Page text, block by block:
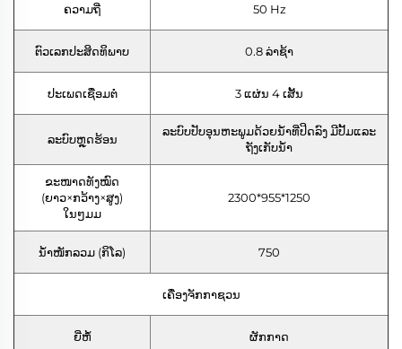
ຄວາມຖີ່ 50 Hz
ຕົວເລກປະສິດທິພາບ 0.8 ລ່າຊ້າ
ປະເພດເຊື່ອມຕໍ່ 3 ແຜ່ນ 4 ເສັ້ນ
ລະບົບຫຼຸດຮ້ອນ
ລະບົບປັບອຸນຫະພູມດ້ວຍນ້ຳທີ່ປິດລົງ ມີປັ້ມແລະ
ຖັງເກັບນ້ຳ
ຂະໜາດທັງໝົດ
(ຍາວ×ກວ້າງ×ສູງ)
ໃນໆມມ
2300*955*1250
ນ້ຳໜັກລວມ (ກິໂລ) 750
ເຄື່ອງຈັກກາຊວນ
ຍີ່ຫໍ້ ຜັກກາດ